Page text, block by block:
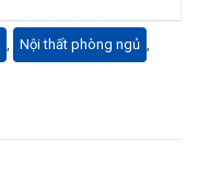
Nội thất phòng ngủ